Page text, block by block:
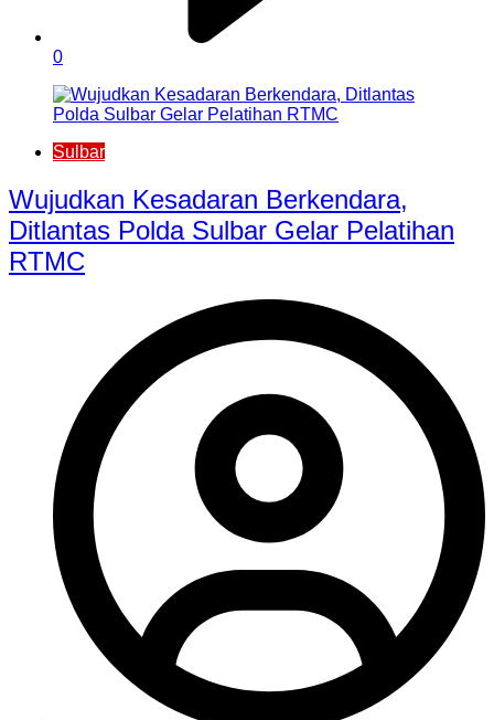
0
Sulbar
Wujudkan Kesadaran Berkendara,
Ditlantas Polda Sulbar Gelar Pelatihan
RTMC